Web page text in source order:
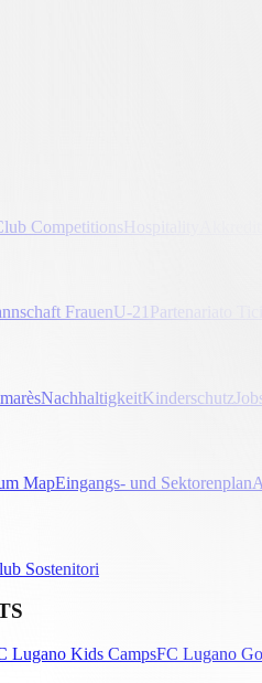
CompetitionsHospitality
FrauenU-21 Partenariato
NachhaltigkeitKinderschutz
MapEingangs- und Sektorenplan
Sostenitori
Lugano Kids CampsFC Lugano